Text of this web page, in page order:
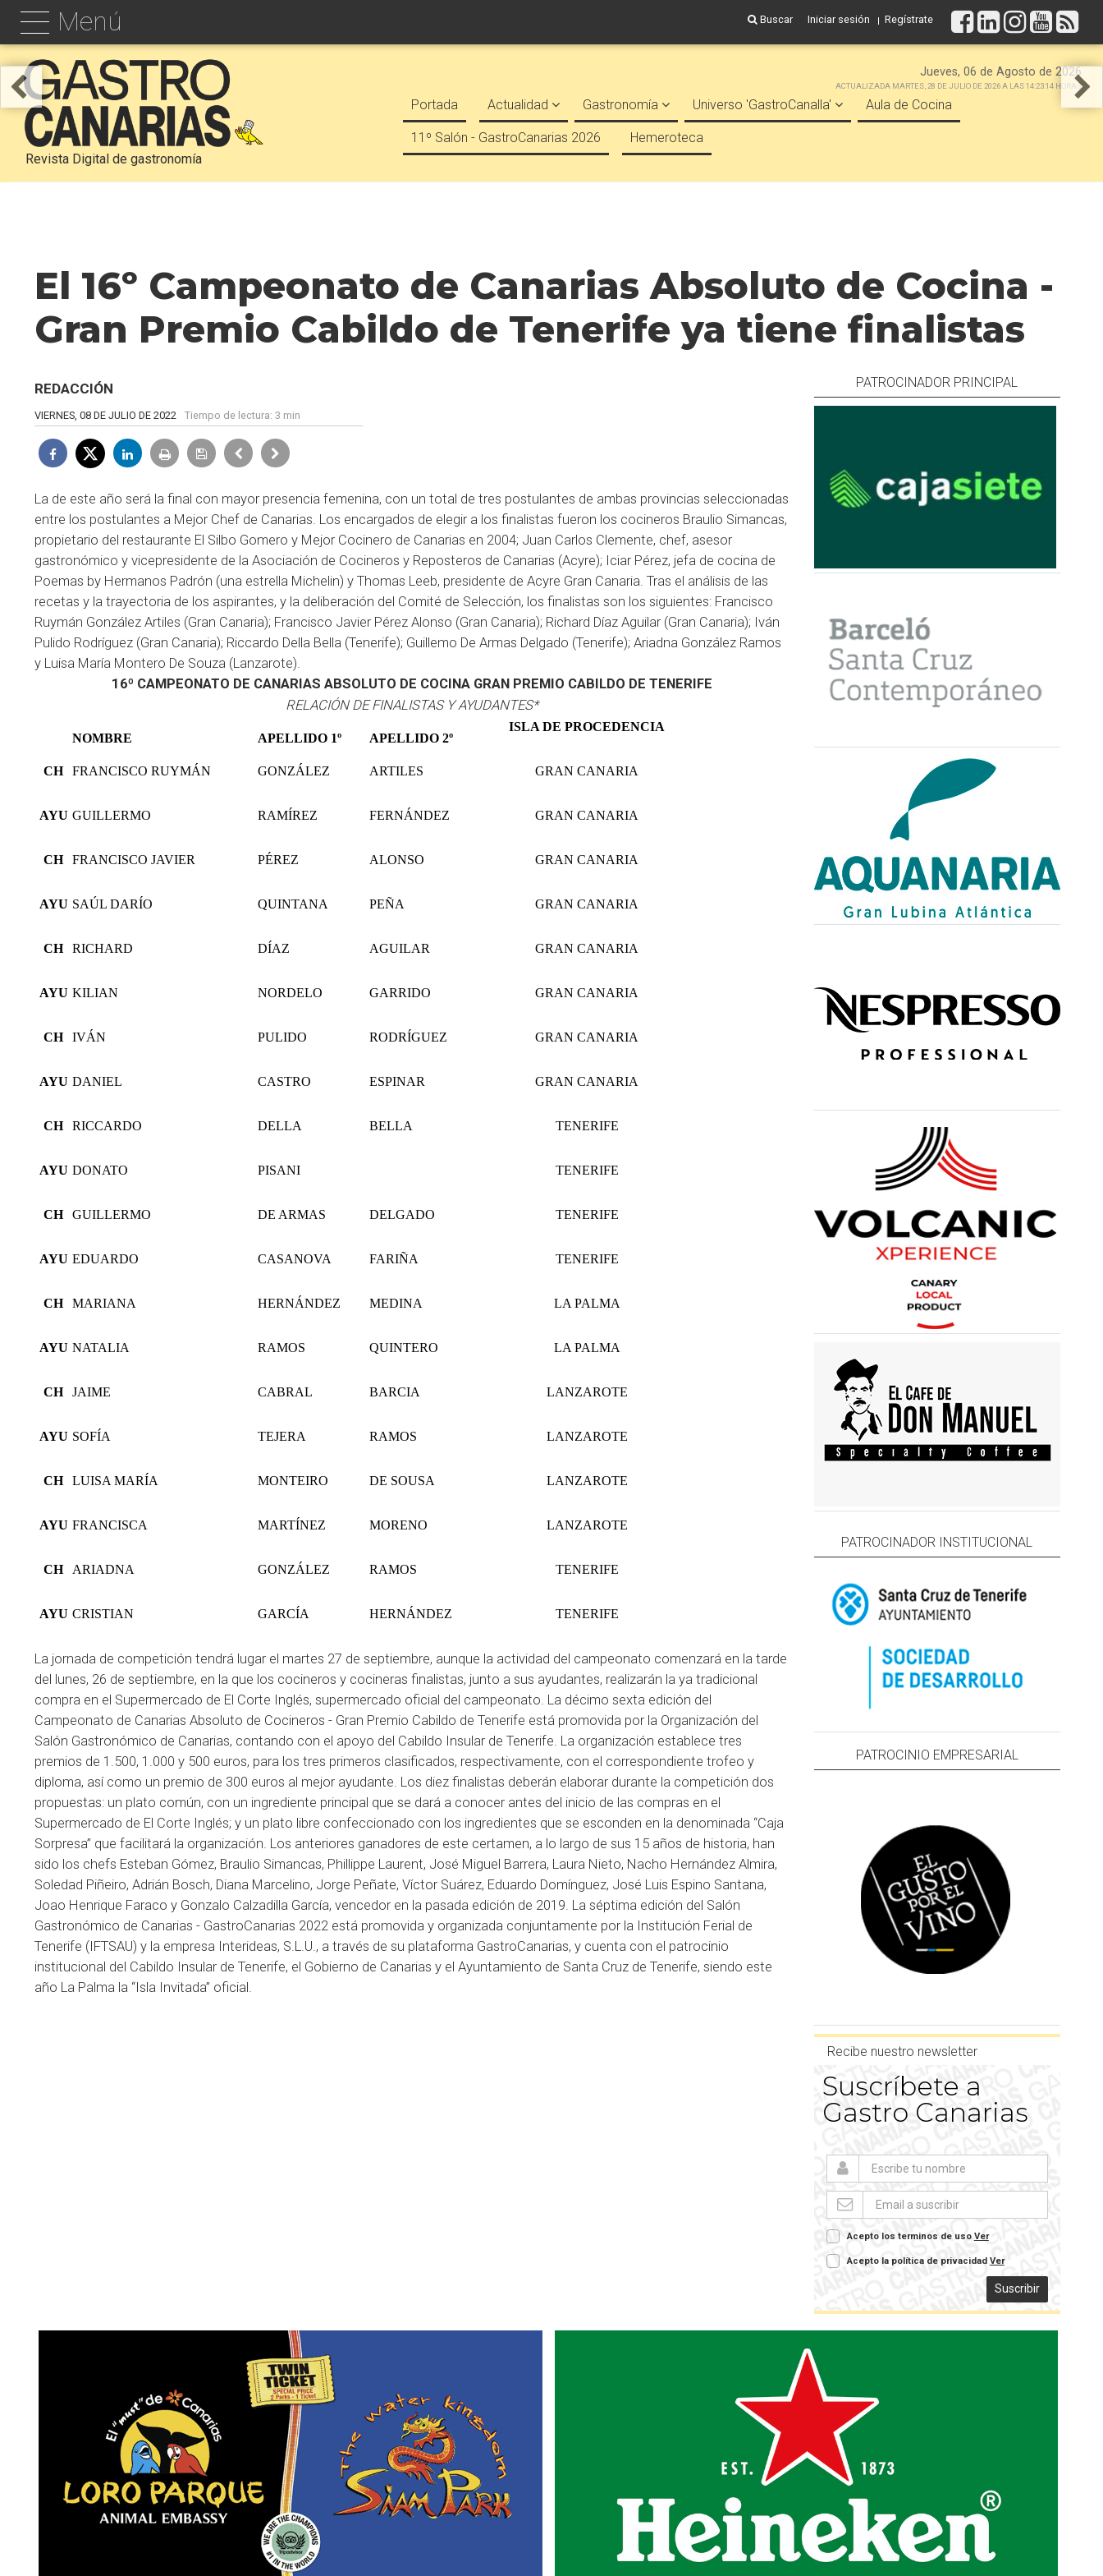
Menú Buscar Iniciar sesión Regístrate
Revista Digital de gastronomía
Jueves, 06 de Agosto de 2026
ACTUALIZADA MARTES, 28 DE JULIO DE 2026 A LAS 14:23:14 HORAS
Portada Actualidad Gastronomía Universo 'GastroCanalla' Aula de Cocina
11º Salón - GastroCanarias 2026 Hemeroteca
El 16º Campeonato de Canarias Absoluto de Cocina -
Gran Premio Cabildo de Tenerife ya tiene finalistas
REDACCIÓN
VIERNES, 08 DE JULIO DE 2022 Tiempo de lectura: 3 min
La de este año será la final con mayor presencia femenina, con un total de tres postulantes de ambas provincias seleccionadas
entre los postulantes a Mejor Chef de Canarias. Los encargados de elegir a los finalistas fueron los cocineros Braulio Simancas,
propietario del restaurante El Silbo Gomero y Mejor Cocinero de Canarias en 2004; Juan Carlos Clemente, chef, asesor
gastronómico y vicepresidente de la Asociación de Cocineros y Reposteros de Canarias (Acyre); Iciar Pérez, jefa de cocina de
Poemas by Hermanos Padrón (una estrella Michelin) y Thomas Leeb, presidente de Acyre Gran Canaria. Tras el análisis de las
recetas y la trayectoria de los aspirantes, y la deliberación del Comité de Selección, los finalistas son los siguientes: Francisco
Ruymán González Artiles (Gran Canaria); Francisco Javier Pérez Alonso (Gran Canaria); Richard Díaz Aguilar (Gran Canaria); Iván
Pulido Rodríguez (Gran Canaria); Riccardo Della Bella (Tenerife); Guillemo De Armas Delgado (Tenerife); Ariadna González Ramos
y Luisa María Montero De Souza (Lanzarote).
16º CAMPEONATO DE CANARIAS ABSOLUTO DE COCINA GRAN PREMIO CABILDO DE TENERIFE
RELACIÓN DE FINALISTAS Y AYUDANTES*
NOMBRE APELLIDO 1º APELLIDO 2º
ISLA DE PROCEDENCIA
CH FRANCISCO RUYMÁN GONZÁLEZ ARTILES GRAN CANARIA
AYU GUILLERMO RAMÍREZ FERNÁNDEZ GRAN CANARIA
CH FRANCISCO JAVIER PÉREZ ALONSO GRAN CANARIA
AYU SAÚL DARÍO QUINTANA PEÑA GRAN CANARIA
CH RICHARD DÍAZ AGUILAR GRAN CANARIA
AYU KILIAN NORDELO GARRIDO GRAN CANARIA
CH IVÁN PULIDO RODRÍGUEZ GRAN CANARIA
AYU DANIEL CASTRO ESPINAR GRAN CANARIA
CH RICCARDO DELLA BELLA TENERIFE
AYU DONATO PISANI TENERIFE
CH GUILLERMO DE ARMAS DELGADO TENERIFE
AYU EDUARDO CASANOVA FARIÑA TENERIFE
CH MARIANA HERNÁNDEZ MEDINA LA PALMA
AYU NATALIA RAMOS QUINTERO LA PALMA
CH JAIME CABRAL BARCIA LANZAROTE
AYU SOFÍA TEJERA RAMOS LANZAROTE
CH LUISA MARÍA MONTEIRO DE SOUSA LANZAROTE
AYU FRANCISCA MARTÍNEZ MORENO LANZAROTE
CH ARIADNA GONZÁLEZ RAMOS TENERIFE
AYU CRISTIAN GARCÍA HERNÁNDEZ TENERIFE
La jornada de competición tendrá lugar el martes 27 de septiembre, aunque la actividad del campeonato comenzará en la tarde
del lunes, 26 de septiembre, en la que los cocineros y cocineras finalistas, junto a sus ayudantes, realizarán la ya tradicional
compra en el Supermercado de El Corte Inglés, supermercado oficial del campeonato. La décimo sexta edición del
Campeonato de Canarias Absoluto de Cocineros - Gran Premio Cabildo de Tenerife está promovida por la Organización del
Salón Gastronómico de Canarias, contando con el apoyo del Cabildo Insular de Tenerife. La organización establece tres
premios de 1.500, 1.000 y 500 euros, para los tres primeros clasificados, respectivamente, con el correspondiente trofeo y
diploma, así como un premio de 300 euros al mejor ayudante. Los diez finalistas deberán elaborar durante la competición dos
propuestas: un plato común, con un ingrediente principal que se dará a conocer antes del inicio de las compras en el
Supermercado de El Corte Inglés; y un plato libre confeccionado con los ingredientes que se esconden en la denominada “Caja
Sorpresa” que facilitará la organización. Los anteriores ganadores de este certamen, a lo largo de sus 15 años de historia, han
sido los chefs Esteban Gómez, Braulio Simancas, Phillippe Laurent, José Miguel Barrera, Laura Nieto, Nacho Hernández Almira,
Soledad Piñeiro, Adrián Bosch, Diana Marcelino, Jorge Peñate, Víctor Suárez, Eduardo Domínguez, José Luis Espino Santana,
Joao Henrique Faraco y Gonzalo Calzadilla García, vencedor en la pasada edición de 2019. La séptima edición del Salón
Gastronómico de Canarias - GastroCanarias 2022 está promovida y organizada conjuntamente por la Institución Ferial de
Tenerife (IFTSAU) y la empresa Interideas, S.L.U., a través de su plataforma GastroCanarias, y cuenta con el patrocinio
institucional del Cabildo Insular de Tenerife, el Gobierno de Canarias y el Ayuntamiento de Santa Cruz de Tenerife, siendo este
año La Palma la “Isla Invitada” oficial.
PATROCINADOR PRINCIPAL
PATROCINADOR INSTITUCIONAL
PATROCINIO EMPRESARIAL
Recibe nuestro newsletter
Suscríbete a
Gastro Canarias
Acepto los terminos de uso Ver
Acepto la política de privacidad Ver
Suscribir